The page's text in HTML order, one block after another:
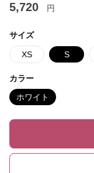
5,720 円
サイズ
XS S
カラー
ホワイト